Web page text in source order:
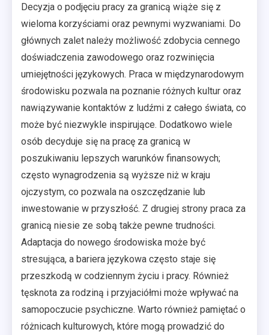
Decyzja o podjęciu pracy za granicą wiąże się z
wieloma korzyściami oraz pewnymi wyzwaniami. Do
głównych zalet należy możliwość zdobycia cennego
doświadczenia zawodowego oraz rozwinięcia
umiejętności językowych. Praca w międzynarodowym
środowisku pozwala na poznanie różnych kultur oraz
nawiązywanie kontaktów z ludźmi z całego świata, co
może być niezwykle inspirujące. Dodatkowo wiele
osób decyduje się na pracę za granicą w
poszukiwaniu lepszych warunków finansowych;
często wynagrodzenia są wyższe niż w kraju
ojczystym, co pozwala na oszczędzanie lub
inwestowanie w przyszłość. Z drugiej strony praca za
granicą niesie ze sobą także pewne trudności.
Adaptacja do nowego środowiska może być
stresująca, a bariera językowa często staje się
przeszkodą w codziennym życiu i pracy. Również
tęsknota za rodziną i przyjaciółmi może wpływać na
samopoczucie psychiczne. Warto również pamiętać o
różnicach kulturowych, które mogą prowadzić do